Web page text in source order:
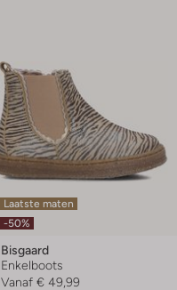
Laatste maten
-50%
Bisgaard
Enkelboots
Vanaf € 49,99